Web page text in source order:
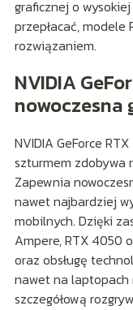
graficznej o
przepłacać, modele
rozwiązaniem.
NVIDIA
nowoczesna
NVIDIA GeForce
szturmem zdobywa
Zapewnia
nawet najbardziej
mobilnych. Dzięki
Ampere, RTX 4050
oraz obsługę
nawet na laptopach
szczegółową